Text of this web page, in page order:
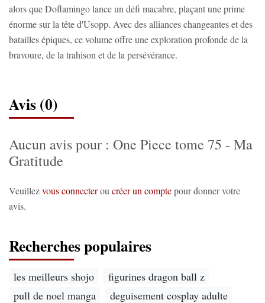
alors que Doflamingo lance un défi macabre, plaçant une prime
énorme sur la tête d'Usopp. Avec des alliances changeantes et des
batailles épiques, ce volume offre une exploration profonde de la
bravoure, de la trahison et de la persévérance.
Avis (0)
Aucun avis pour : One Piece tome 75 - Ma
Gratitude
Veuillezvous connecterou créer un comptepour donner votre
avis.
Recherches populaires
les meilleurs shojo
figurines dragon ball z
pull de noel manga
deguisement cosplay adulte